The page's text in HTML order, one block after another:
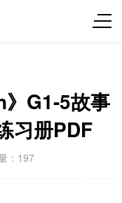
G1-5故事
习册PDF
：197